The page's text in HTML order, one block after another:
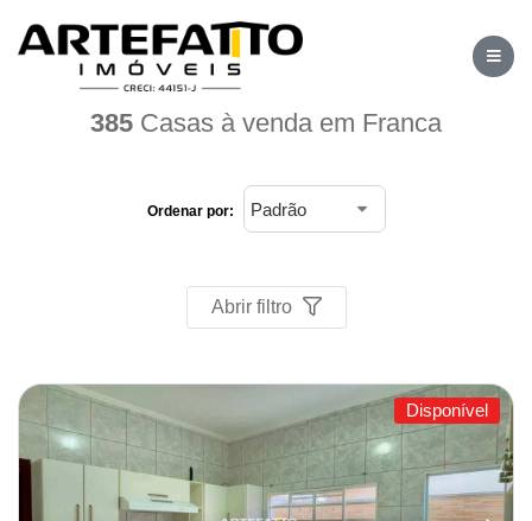
Home / Imóveis à venda / Casa / Franca
385 Casas à venda em Franca
Ordenar por:
Abrir filtro
Disponível